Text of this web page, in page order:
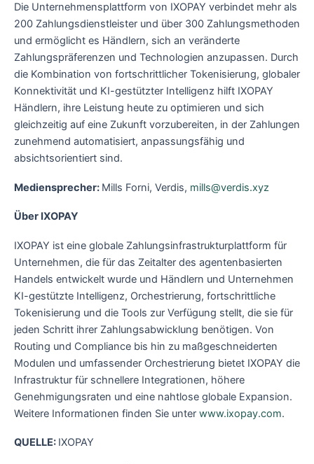
Die Unternehmensplattform von IXOPAY verbindet mehr als
200 Zahlungsdienstleister und über 300 Zahlungsmethoden
und ermöglicht es Händlern, sich an veränderte
Zahlungspräferenzen und Technologien anzupassen. Durch
die Kombination von fortschrittlicher Tokenisierung, globaler
Konnektivität und KI-gestützter Intelligenz hilft IXOPAY
Händlern, ihre Leistung heute zu optimieren und sich
gleichzeitig auf eine Zukunft vorzubereiten, in der Zahlungen
zunehmend automatisiert, anpassungsfähig und
absichtsorientiert sind.
Mediensprecher: Mills Forni, Verdis, mills@verdis.xyz
Über IXOPAY
IXOPAY ist eine globale Zahlungsinfrastrukturplattform für
Unternehmen, die für das Zeitalter des agentenbasierten
Handels entwickelt wurde und Händlern und Unternehmen
KI-gestützte Intelligenz, Orchestrierung, fortschrittliche
Tokenisierung und die Tools zur Verfügung stellt, die sie für
jeden Schritt ihrer Zahlungsabwicklung benötigen. Von
Routing und Compliance bis hin zu maßgeschneiderten
Modulen und umfassender Orchestrierung bietet IXOPAY die
Infrastruktur für schnellere Integrationen, höhere
Genehmigungsraten und eine nahtlose globale Expansion.
Weitere Informationen finden Sie unter www.ixopay.com.
QUELLE: IXOPAY